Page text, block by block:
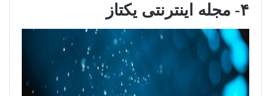
۴- مجله اینترنتی یکتاز